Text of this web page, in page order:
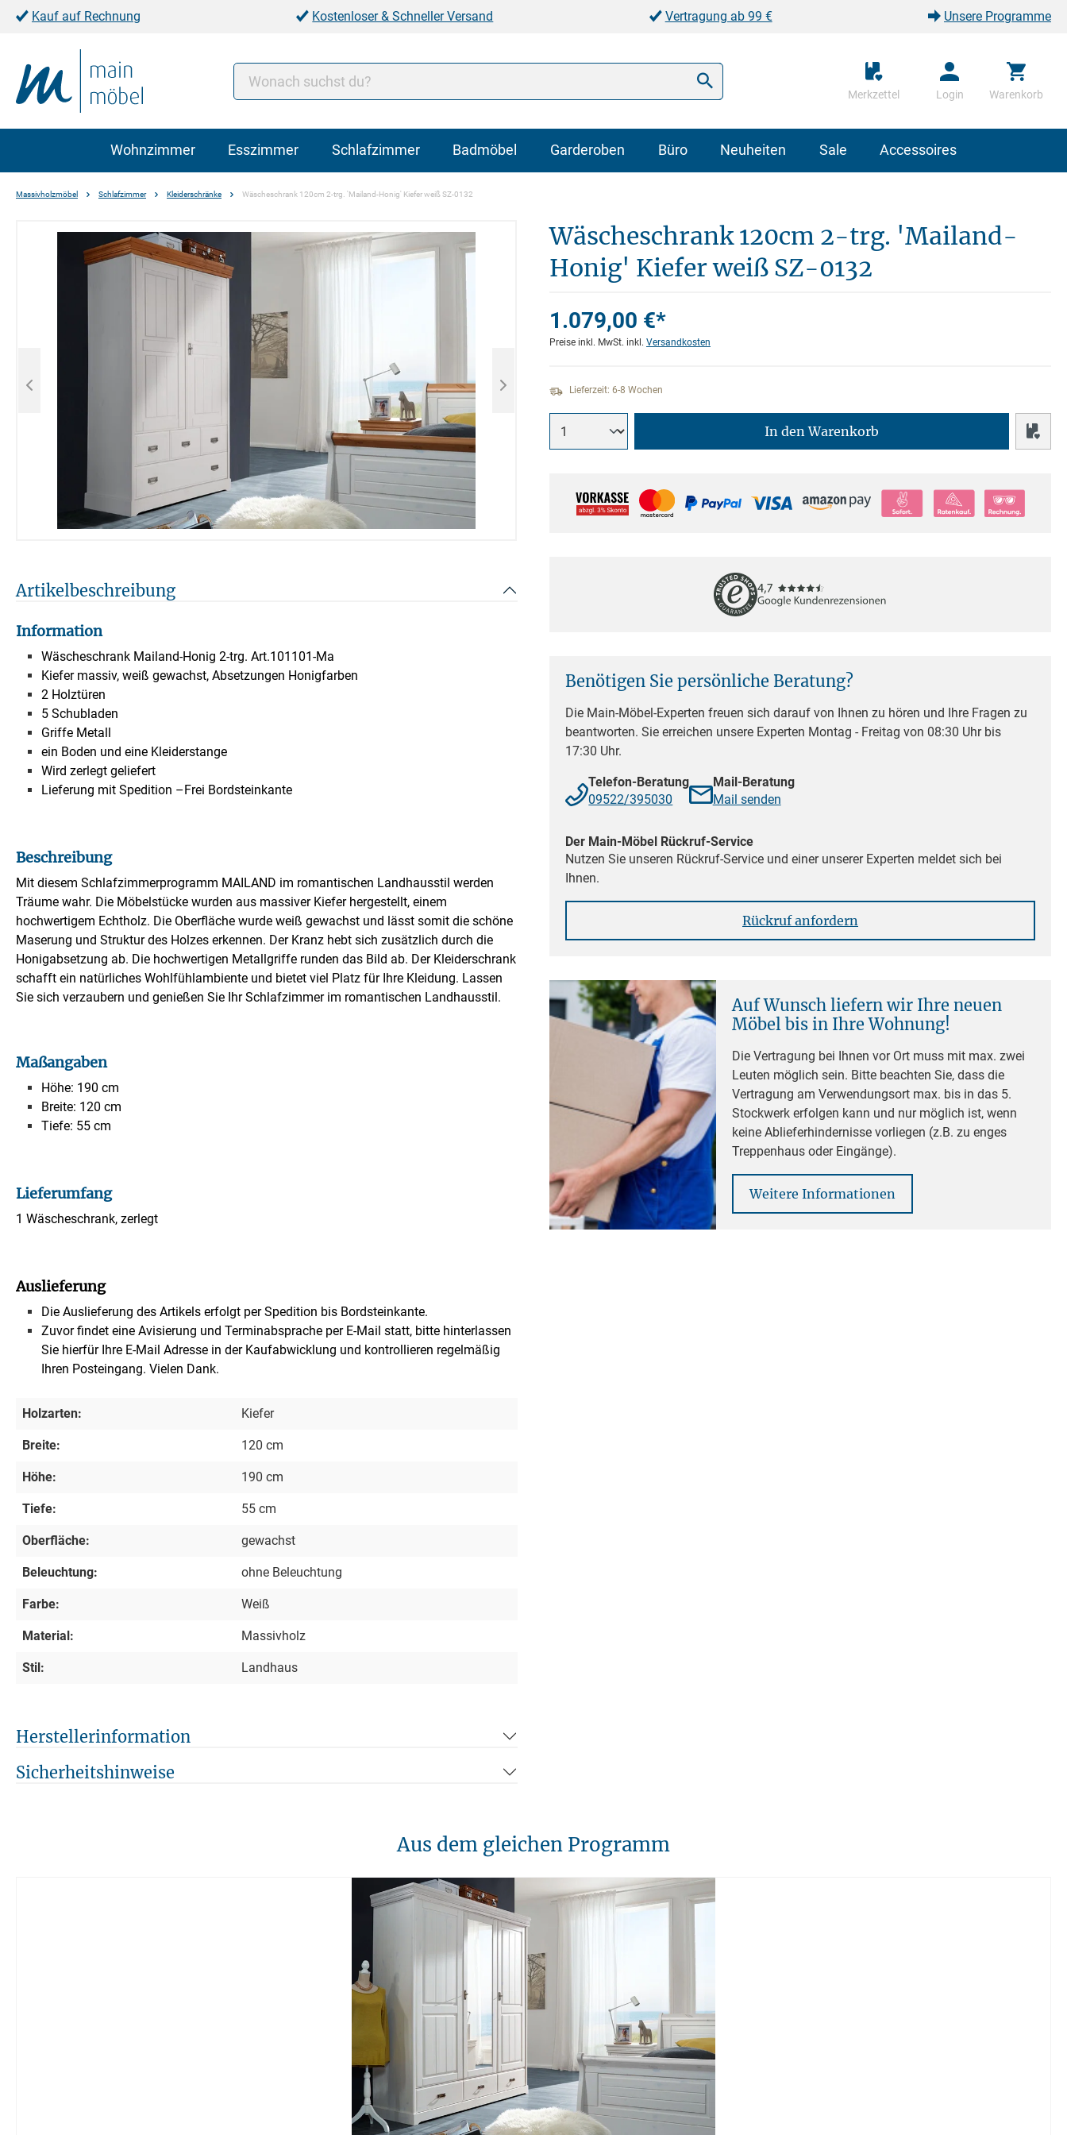
Kauf auf Rechnung Kostenloser & Schneller Versand Vertragung ab 99 € Unsere Programme
Merkzettel Login Warenkorb
Wohnzimmer Esszimmer Schlafzimmer Badmöbel Garderoben Büro Neuheiten Sale Accessoires
Massivholzmöbel Schlafzimmer Kleiderschränke Wäscheschrank 120cm 2-trg. 'Mailand-Honig' Kiefer weiß SZ-0132
Artikelbeschreibung
Information
Wäscheschrank Mailand-Honig 2-trg. Art.101101-Ma
Kiefer massiv, weiß gewachst, Absetzungen Honigfarben
2 Holztüren
5 Schubladen
Griffe Metall
ein Boden und eine Kleiderstange
Wird zerlegt geliefert
Lieferung mit Spedition –Frei Bordsteinkante
Beschreibung
Mit diesem Schlafzimmerprogramm MAILAND im romantischen Landhausstil werden
Träume wahr. Die Möbelstücke wurden aus massiver Kiefer hergestellt, einem
hochwertigem Echtholz. Die Oberfläche wurde weiß gewachst und lässt somit die schöne
Maserung und Struktur des Holzes erkennen. Der Kranz hebt sich zusätzlich durch die
Honigabsetzung ab. Die hochwertigen Metallgriffe runden das Bild ab. Der Kleiderschrank
schafft ein natürliches Wohlfühlambiente und bietet viel Platz für Ihre Kleidung. Lassen
Sie sich verzaubern und genießen Sie Ihr Schlafzimmer im romantischen Landhausstil.
Maßangaben
Höhe: 190 cm
Breite: 120 cm
Tiefe: 55 cm
Lieferumfang
1 Wäscheschrank, zerlegt
Auslieferung
Die Auslieferung des Artikels erfolgt per Spedition bis Bordsteinkante.
Zuvor findet eine Avisierung und Terminabsprache per E-Mail statt, bitte hinterlassen
Sie hierfür Ihre E-Mail Adresse in der Kaufabwicklung und kontrollieren regelmäßig
Ihren Posteingang. Vielen Dank.
Holzarten: Kiefer
Breite: 120 cm
Höhe: 190 cm
Tiefe: 55 cm
Oberfläche: gewachst
Beleuchtung: ohne Beleuchtung
Farbe: Weiß
Material: Massivholz
Stil: Landhaus
Herstellerinformation
Sicherheitshinweise
Wäscheschrank 120cm 2-trg. 'Mailand-
Honig' Kiefer weiß SZ-0132
1.079,00 €*
Preise inkl. MwSt. inkl. Versandkosten
Lieferzeit: 6-8 Wochen
In den Warenkorb
Benötigen Sie persönliche Beratung?
Die Main-Möbel-Experten freuen sich darauf von Ihnen zu hören und Ihre Fragen zu
beantworten. Sie erreichen unsere Experten Montag - Freitag von 08:30 Uhr bis
17:30 Uhr.
Telefon-Beratung
09522/395030
Mail-Beratung
Mail senden
Der Main-Möbel Rückruf-Service
Nutzen Sie unseren Rückruf-Service und einer unserer Experten meldet sich bei
Ihnen.
Rückruf anfordern
Auf Wunsch liefern wir Ihre neuen
Möbel bis in Ihre Wohnung!
Die Vertragung bei Ihnen vor Ort muss mit max. zwei
Leuten möglich sein. Bitte beachten Sie, dass die
Vertragung am Verwendungsort max. bis in das 5.
Stockwerk erfolgen kann und nur möglich ist, wenn
keine Ablieferhindernisse vorliegen (z.B. zu enges
Treppenhaus oder Eingänge).
Weitere Informationen
Aus dem gleichen Programm